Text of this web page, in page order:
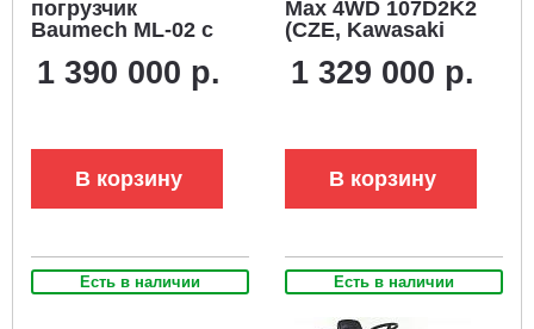
погрузчик
Baumech ML-02 с
Zongshen GB460E
1 390 000 р.
В корзину
Max 4WD 107D2K2
(CZE, Kawasaki
куб.см,
334 кг.)
1 329 000 р.
В корзину
Есть в наличии Есть в наличии